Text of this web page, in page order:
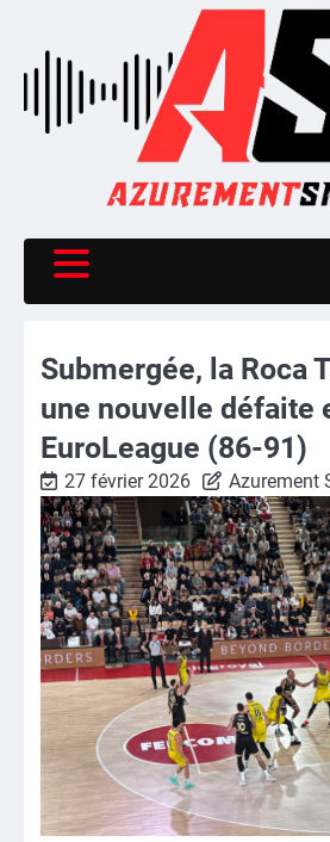
content
Submergée, la Roca
une nouvelle défaite
EuroLeague (86-91)
27 février 2026 Azurement